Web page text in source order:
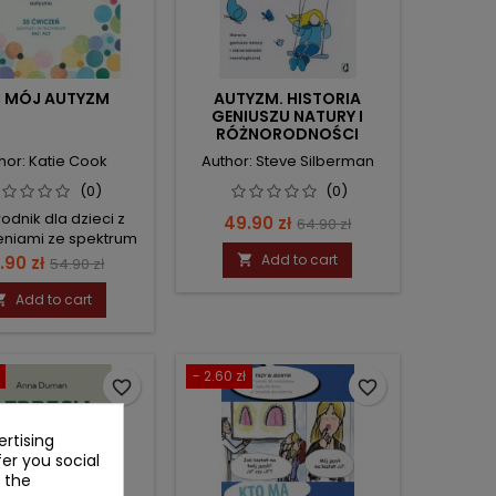
MÓJ AUTYZM
Katie Cook
(0)
dla dzieci z
ze spektrum
autyzmu
zł Regular
price
54.90 zł
Add to cart
AUTYZM. HISTORIA
GENIUSZU NATURY I
RÓŻNORODNOŚCI
NEUROLOGICZNEJ.
Author: Steve Silberman
(0)
Price
49.90 zł Regular
price
64.90 zł
 Add to cart
favorite_border
- 2.60 zł
favorite_border
you social
the